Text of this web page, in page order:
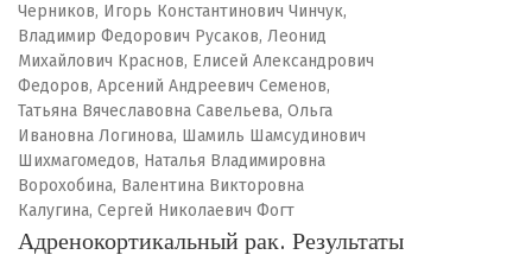
Черников, Игорь Константинович Чинчук,
Владимир Федорович Русаков, Леонид
Михайлович Краснов, Елисей Александрович
Федоров, Арсений Андреевич Семенов,
Татьяна Вячеславовна Савельева, Ольга
Ивановна Логинова, Шамиль Шамсудинович
Шихмагомедов, Наталья Владимировна
Ворохобина, Валентина Викторовна
Калугина, Сергей Николаевич Фогт
Адренокортикальный рак. Результаты